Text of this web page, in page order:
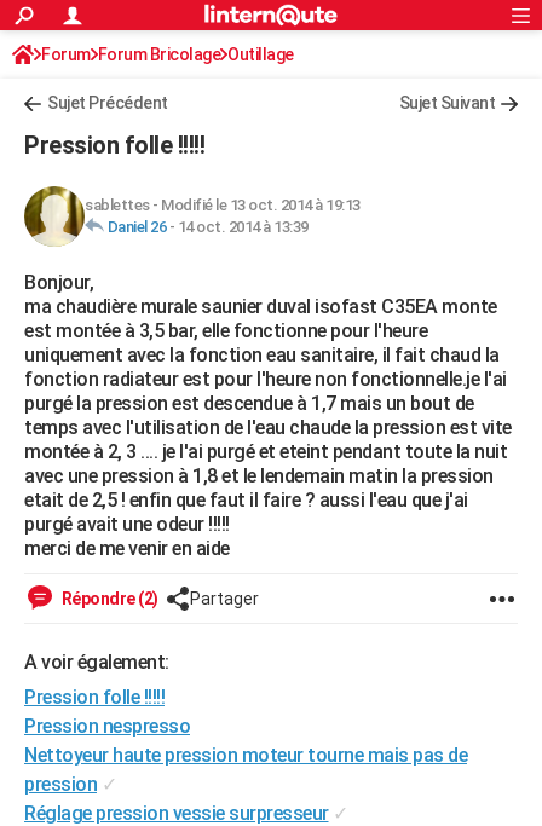
ACTUALITÉS
Politique
Société
Faits Divers
Education
Monde
Villes
+
Retraite
Impôts
Epargne
Immobilier
Risques naturels par ville
Banque
Assurance
Crédit
AUTO
HIGH-TECH
Mobiles
Meilleur smartphone
Internet
Ordinateurs
Jeux vidéo
Guide high-tech
+BRICOLAGE
Forum
Aménagement intérieur
Extérieur
Cuisine
Salle de bains
Jardinage
Rangement
WEEK-END
Guides de France
Escapades
Patrimoine
Expositions
Musées
Week-end nature
+LIFESTYLE
SANTE
Alimentation
Guide de la santé
Maladies
Médicaments
Sommeil
VOYAGE
BONS PLANS
CARTE DE VOEUX
Carte de Noël
Carte Bonne année
Carte Saint-Valentin
Carte Pâques
Carte d'anniversaire
DICTIONNAIRE
Dictionnaire
Biographies
Citations
Expressions
Proverbes
PROGRAMME TV
S'inscrire
Connexion
Forum Forum Bricolage Outillage
Sujet Précédent Sujet Suivant
Pression folle !!!!!
sablettes- Modifié le 13 oct. 2014 à 19:13
Daniel 26- 14 oct. 2014 à 13:39
Bonjour,
ma chaudière murale saunier duval isofast C35EA monte
est montée à 3,5 bar, elle fonctionne pour l'heure
uniquement avec la fonction eau sanitaire, il fait chaud la
fonction radiateur est pour l'heure non fonctionnelle.je l'ai
purgé la pression est descendue à 1,7 mais un bout de
temps avec l'utilisation de l'eau chaude la pression est vite
montée à 2, 3 .... je l'ai purgé et eteint pendant toute la nuit
avec une pression à 1,8 et le lendemain matin la pression
etait de 2,5 ! enfin que faut il faire ? aussi l'eau que j'ai
purgé avait une odeur !!!!!
merci de me venir en aide
Répondre (2) Partager
A voir également:
Pression folle !!!!!
Pression nespresso
Nettoyeur haute pression moteur tourne mais pas de
pression ✓
Réglage pression vessie surpresseur ✓